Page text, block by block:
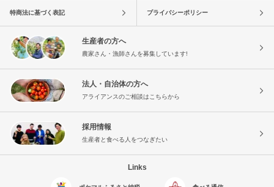
特商法に基づく表記 プライバシーポリシー
生産者の方へ
農家さん・漁師さんを募集しています!
法人・自治体の方へ
アライアンスのご相談はこちらから
採用情報
生産者と食べる人をつなぎたい
Links